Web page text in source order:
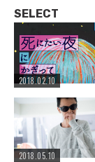
SELECT
2018.02.10
2018.05.10